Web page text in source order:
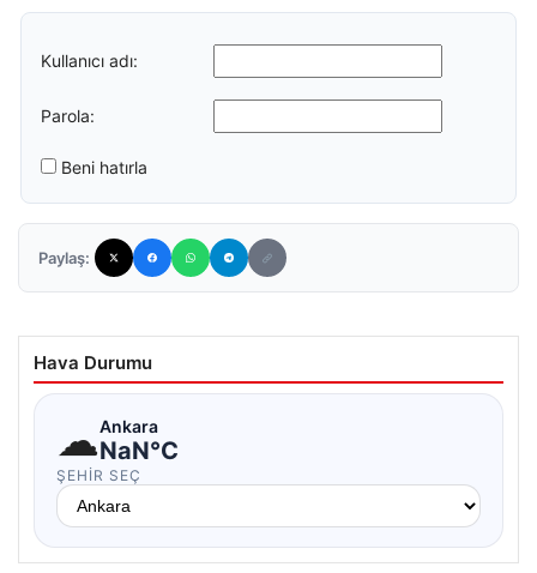
Kullanıcı adı:
Parola:
Beni hatırla
Paylaş:
Hava Durumu
☁Ankara
NaN°C
ŞEHIR SEÇ